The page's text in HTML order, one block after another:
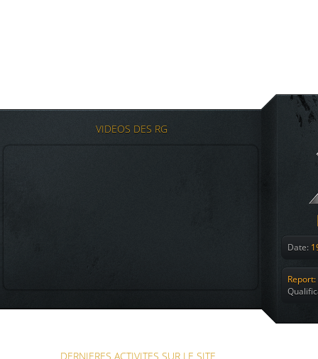
VIDEOS DES RG
Date:
Report:
DERNIERES ACTIVITES SUR LE SITE